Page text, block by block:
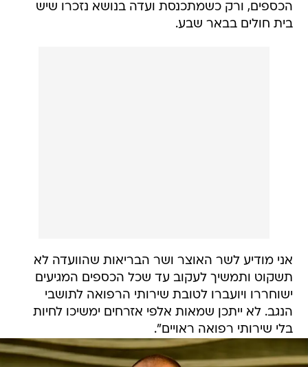
הכספים, ורק כשמתכנסת ועדה בנושא נזכרו שיש
בית חולים בבאר שבע.
אני מודיע לשר האוצר ושר הבריאות שהוועדה לא
תשקוט ותמשיך לעקוב עד שכל הכספים המגיעים
ישוחררו ויועברו לטובת שירותי הרפואה לתושבי
הנגב. לא ייתכן שמאות אלפי אזרחים ימשיכו לחיות
בלי שירותי רפואה ראויים".